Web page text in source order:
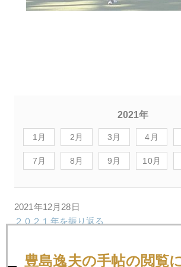
2021年
1月 2月 3月 4月
7月 8月 9月 10月
2021年12月28日
２０２１年を振り返る
2021年12月27日
豊島逸夫の手帖の閲覧